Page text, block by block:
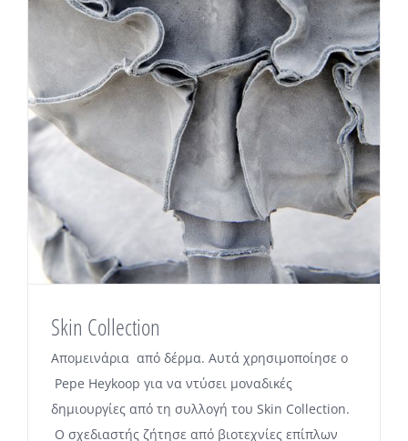
Skin Collection
Απομεινάρια από δέρμα. Αυτά χρησιμοποίησε ο
Pepe Heykoop για να ντύσει μοναδικές
δημιουργίες από τη συλλογή του Skin Collection.
Ο σχεδιαστής ζήτησε από βιοτεχνίες επίπλων